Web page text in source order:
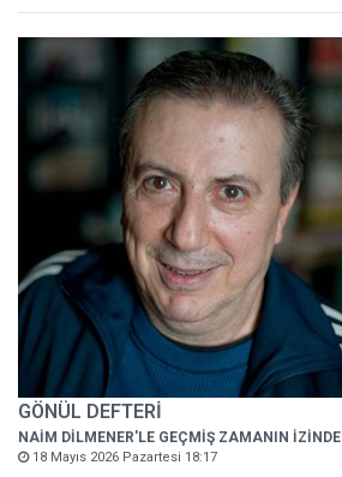
GÖNÜL DEFTERİ
NAİM DİLMENER'LE GEÇMİŞ ZAMANIN İZİNDE
18 Mayıs 2026 Pazartesi 18:17